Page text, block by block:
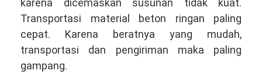
karena dicemaskan susunan tidak kuat.
Transportasi material beton ringan paling
cepat. Karena beratnya yang mudah,
transportasi dan pengiriman maka paling
gampang.